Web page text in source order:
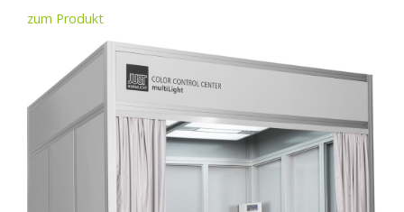
zum Produkt